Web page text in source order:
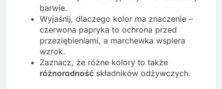
barwie.
Wyjaśnij, dlaczego kolor ma znaczenie –
czerwona papryka to ochrona przed
przeziębieniami, a marchewka wspiera
wzrok.
Zaznacz, że różne kolory to także
różnorodność składników odżywczych.